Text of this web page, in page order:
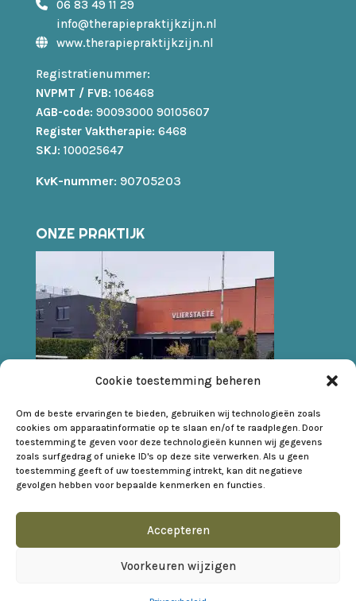
Cookie toestemming beheren
Om de beste ervaringen te bieden, gebruiken wij technologieën zoals
cookies om apparaatinformatie op te slaan en/of te raadplegen. Door
toestemming te geven voor deze technologieën kunnen wij gegevens
zoals surfgedrag of unieke ID's op deze site verwerken. Als u geen
toestemming geeft of uw toestemming intrekt, kan dit negatieve
gevolgen hebben voor bepaalde kenmerken en functies.
Accepteren
Voorkeuren wijzigen
06 83 49 11 29
info@therapiepraktijkzijn.nl
www.therapiepraktijkzijn.nl
Registratienummer:
NVPMT / FVB: 106468
AGB-code: 90093000 90105607
Register Vaktherapie: 6468
SKJ: 100025647
KvK-nummer: 90705203
ONZE PRAKTIJK
Algemene voorwaarden